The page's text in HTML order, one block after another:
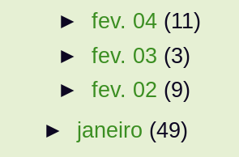
► fev. 04 (11)
► fev. 03 (3)
► fev. 02 (9)
► janeiro (49)